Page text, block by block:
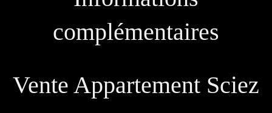
complémentaires
Vente Appartement Sciez